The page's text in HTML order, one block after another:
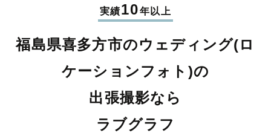
実績10年以上
福島県喜多方市のウェディング(ロ
ケーションフォト)の
出張撮影なら
ラブグラフ